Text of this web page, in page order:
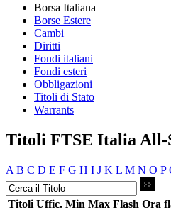
Borsa Italiana
Borse Estere
Cambi
Diritti
Fondi italiani
Fondi esteri
Obbligazioni
Titoli di Stato
Warrants
Titoli FTSE Italia All-
A B C D E F G H I J K L M N O P
Titoli Uffic. Min Max Flash Ora